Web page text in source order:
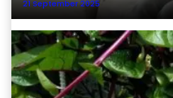
21 September 2025